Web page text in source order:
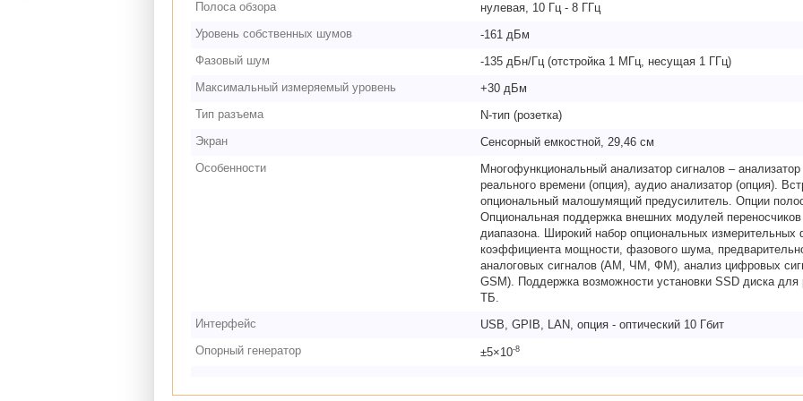
Полоса обзора
нулевая, 10 Гц - 8 ГГц
Уровень собственных шумов
-161 дБм
Фазовый шум
-135 дБн/Гц (отстройка 1 МГц, несущая 1 ГГц)
Максимальный измеряемый уровень
+30 дБм
Тип разъема
N-тип (розетка)
Экран
Сенсорный емкостной, 29,46 см
Особенности
Многофункциональный анализатор сигналов – анализатор
реального времени (опция), аудио анализатор (опция).
опциональный малошумящий предусилитель. Опции
Опциональная поддержка внешних модулей
диапазона. Широкий набор опциональных
коэффициента мощности, фазового шума,
аналоговых сигналов (АМ, ЧМ, ФМ), анализ цифровых
GSM). Поддержка возможности установки SSD диска
ТБ.
Интерфейс
USB, GPIB, LAN, опция - оптический 10 Гбит
Опорный генератор
±5×10-8